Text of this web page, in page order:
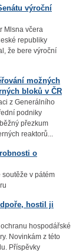
výroční
Mlsna včera
republiky
že bere výroční
možných
bloků v ČR
z Generálního
podniky
přezkum
reaktorů...
o
v pátém
hostil ji
hospodářské
Novinkám z této
Příspěvky